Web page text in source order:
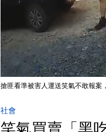
搶匪看準被害人運送笑氣不敢報案
社會
笑氣買賣「黑